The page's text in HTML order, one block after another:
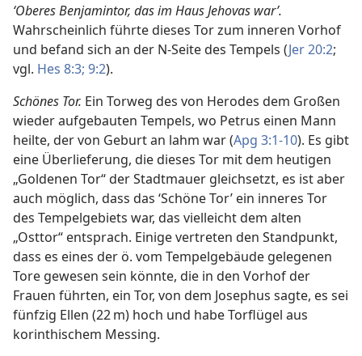
‘Oberes Benjamintor, das im Haus Jehovas war’.
Wahrscheinlich führte dieses Tor zum inneren Vorhof
und befand sich an der N-Seite des Tempels (Jer 20:2;
vgl. Hes 8:3; 9:2).
Schönes Tor. Ein Torweg des von Herodes dem Großen
wieder aufgebauten Tempels, wo Petrus einen Mann
heilte, der von Geburt an lahm war (Apg 3:1-10). Es gibt
eine Überlieferung, die dieses Tor mit dem heutigen
„Goldenen Tor“ der Stadtmauer gleichsetzt, es ist aber
auch möglich, dass das ‘Schöne Tor’ ein inneres Tor
des Tempelgebiets war, das vielleicht dem alten
„Osttor“ entsprach. Einige vertreten den Standpunkt,
dass es eines der ö. vom Tempelgebäude gelegenen
Tore gewesen sein könnte, die in den Vorhof der
Frauen führten, ein Tor, von dem Josephus sagte, es sei
fünfzig Ellen (22 m) hoch und habe Torflügel aus
korinthischem Messing.